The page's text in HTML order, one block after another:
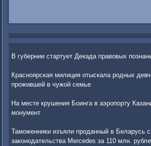
В губернии стартует Декада правовых
Красноярская милиция отыскала родных
прожившей в чужой семье
На месте крушения Боинга в аэропорту
монумент
Таможенники изъяли проданный в Беларусь
законодательства Mercedes за 110 млн.